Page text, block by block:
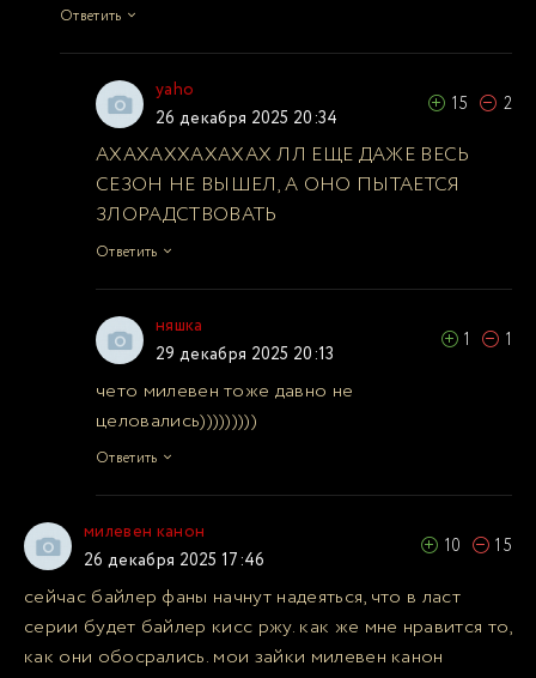
Ответить
yaho
26 декабря 2025 20:34
15 2
АХАХАХХАХАХАХ ЛЛ ЕЩЕ ДАЖЕ ВЕСЬ
СЕЗОН НЕ ВЫШЕЛ, А ОНО ПЫТАЕТСЯ
ЗЛОРАДСТВОВАТЬ
Ответить
няшка
29 декабря 2025 20:13
1 1
чето милевен тоже давно не
целовались)))))))))
Ответить
милевен канон
26 декабря 2025 17:46
10 15
сейчас байлер фаны начнут надеяться, что в ласт
серии будет байлер кисс ржу. как же мне нравится то,
как они обосрались. мои зайки милевен канон